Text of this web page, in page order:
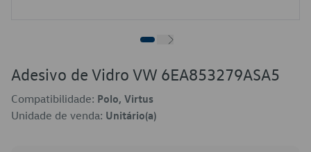
Adesivo de Vidro VW 6EA853279ASA5
Compatibilidade: Polo, Virtus
Unidade de venda: Unitário(a)